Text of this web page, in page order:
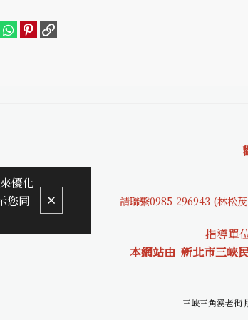
請聯繫0985-296943 (林松
指導單
本網站由 新北市三峽
三峽三角湧老
優化
您同